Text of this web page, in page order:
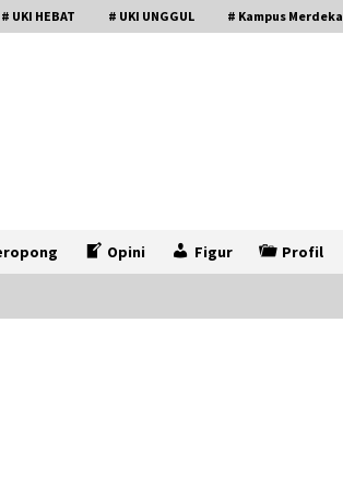
# UKI HEBAT # UKI UNGGUL # Kampus Merdeka
Opini Figur Profil